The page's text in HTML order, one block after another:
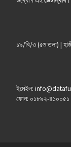
১৯/বি/৩ (৫ম তলা) |
ইমেইল:
ফোন: ০১৮৯২-৪১০০৫১